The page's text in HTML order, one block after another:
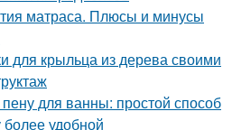
матраса. Плюсы и минусы
для крыльца из дерева своими
для ванны: простой способ
удобной